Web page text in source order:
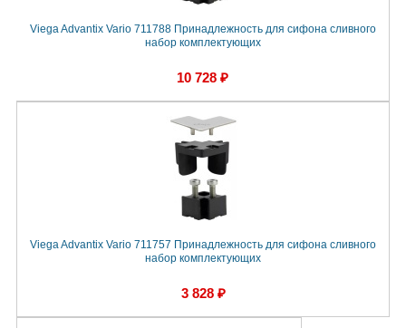
Viega Advantix Vario 711788 Принадлежность для сифона сливного
набор комплектующих
10 728 ₽
Viega Advantix Vario 711757 Принадлежность для сифона сливного
набор комплектующих
3 828 ₽